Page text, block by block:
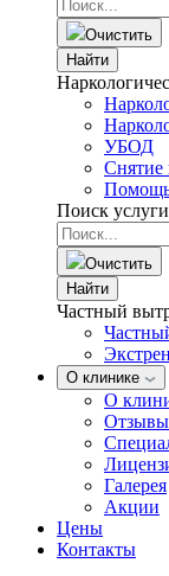
Очистить
Найти
УБОД
Снятие
Помощь
Поиск услуги
Очистить
Найти
Частный
О клинике
О
Отзывы
Галерея
Акции
Цены
Контакты